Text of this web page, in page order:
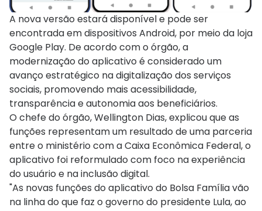
A nova versão estará disponível e pode ser
encontrada em dispositivos Android, por meio da loja
Google Play. De acordo com o órgão, a
modernização do aplicativo é considerado um
avanço estratégico na digitalização dos serviços
sociais, promovendo mais acessibilidade,
transparência e autonomia aos beneficiários.
O chefe do órgão, Wellington Dias, explicou que as
funções representam um resultado de uma parceria
entre o ministério com a Caixa Econômica Federal, o
aplicativo foi reformulado com foco na experiência
do usuário e na inclusão digital.
"As novas funções do aplicativo do Bolsa Família vão
na linha do que faz o governo do presidente Lula, ao